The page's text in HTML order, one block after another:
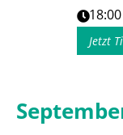
Jetzt